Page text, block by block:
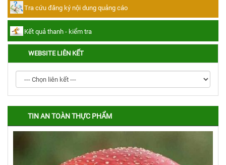
Tra cứu đăng ký nội dung quảng cáo
Kết quả thanh - kiểm tra
WEBSITE LIÊN KẾT
TIN AN TOÀN THỰC PHẨM